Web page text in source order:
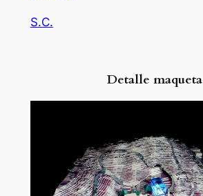
S.C.
Detalle maqueta